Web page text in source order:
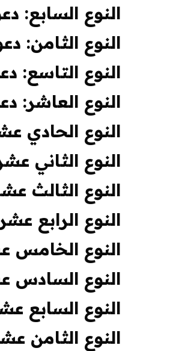
النوع السابع:
النوع الثامن:
النوع التاسع:
النوع العاشر:
النوع الحادي
النوع الثاني
النوع الثالث
النوع الرابع
النوع الخامس
النوع السادس
النوع السابع
النوع الثامن